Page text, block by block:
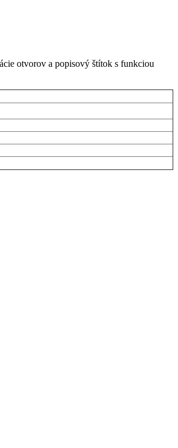
otvorov a popisový štítok s funkciou